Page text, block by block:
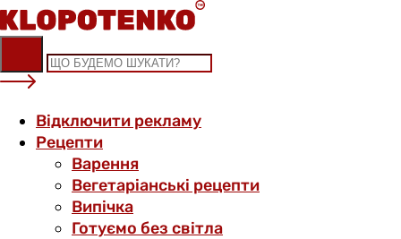
Skip
to
content
Відключити рекламу
Рецепти
Варення
Вегетаріанські рецепти
Випічка
Готуємо без світла